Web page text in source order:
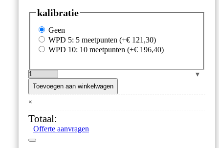
kalibratie
Geen
WPD 5: 5 meetpunten (+€ 121,30)
WPD 10: 10 meetpunten (+€ 196,40)
GMH
3111
Handmanometer
voor
Druksensoren
aantal
Toevoegen aan winkelwagen
×
Totaal:
Offerte aanvragen